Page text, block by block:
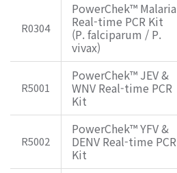
R0304
PowerChek™ Malaria
Real-time PCR Kit
(P. falciparum / P.
vivax)
R5001
PowerChek™ JEV &
WNV Real-time PCR
Kit
R5002
PowerChek™ YFV &
DENV Real-time PCR
Kit